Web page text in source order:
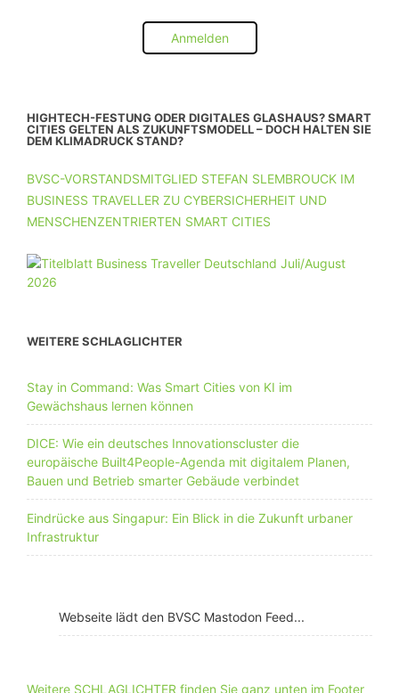
Anmelden
HIGHTECH-FESTUNG ODER DIGITALES GLASHAUS? SMART
CITIES GELTEN ALS ZUKUNFTSMODELL – DOCH HALTEN SIE
DEM KLIMADRUCK STAND?
BVSC-VORSTANDSMITGLIED STEFAN SLEMBROUCK IM
BUSINESS TRAVELLER ZU CYBERSICHERHEIT UND
MENSCHENZENTRIERTEN SMART CITIES
WEITERE SCHLAGLICHTER
Stay in Command: Was Smart Cities von KI im
Gewächshaus lernen können
DICE: Wie ein deutsches Innovationscluster die
europäische Built4People-Agenda mit digitalem Planen,
Bauen und Betrieb smarter Gebäude verbindet
Eindrücke aus Singapur: Ein Blick in die Zukunft urbaner
Infrastruktur
Webseite lädt den BVSC Mastodon Feed...
Weitere SCHLAGLICHTER finden Sie ganz unten im Footer